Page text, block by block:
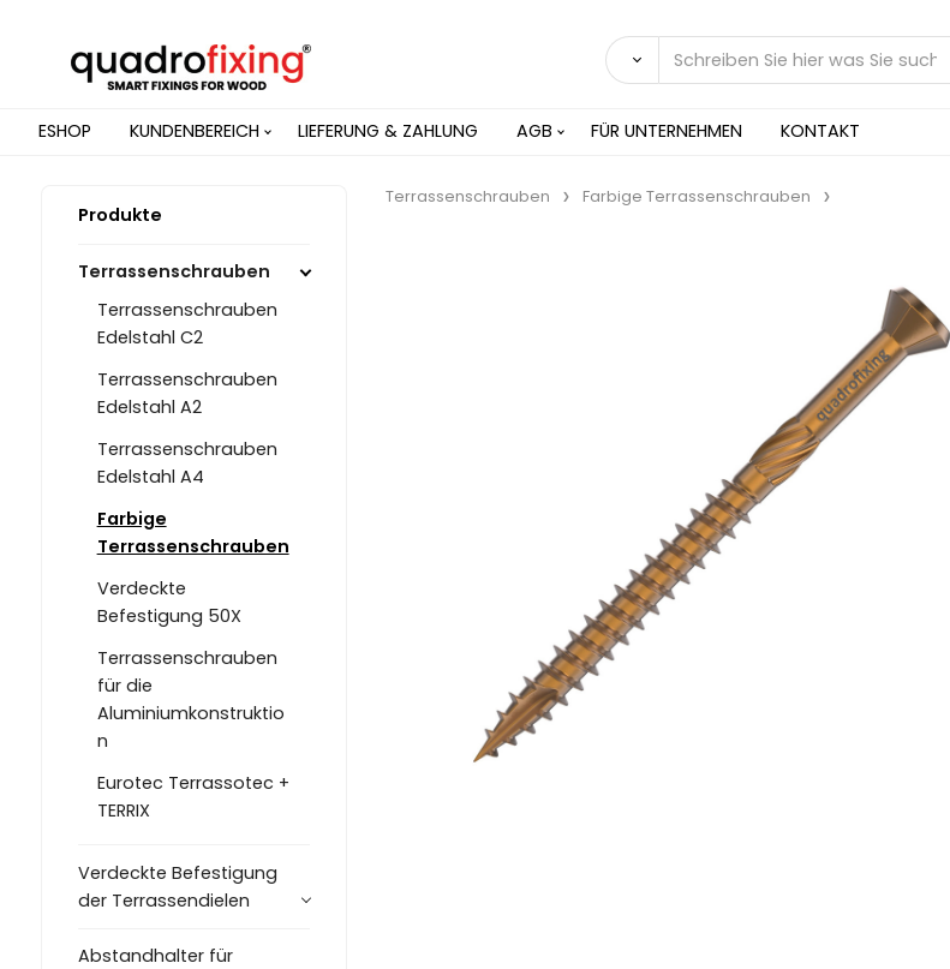
ESHOP KUNDENBEREICH LIEFERUNG & ZAHLUNG AGB FÜR UNTERNEHMEN KONTAKT
Produkte
Terrassenschrauben
Terrassenschrauben
Edelstahl C2
Terrassenschrauben
Edelstahl A2
Terrassenschrauben
Edelstahl A4
Farbige
Terrassenschrauben
Verdeckte
Befestigung 50X
Terrassenschrauben
für die
Aluminiumkonstruktio
n
Eurotec Terrassotec +
TERRIX
Verdeckte Befestigung
der Terrassendielen
Abstandhalter für
Terrassenschrauben Farbige Terrassenschrauben